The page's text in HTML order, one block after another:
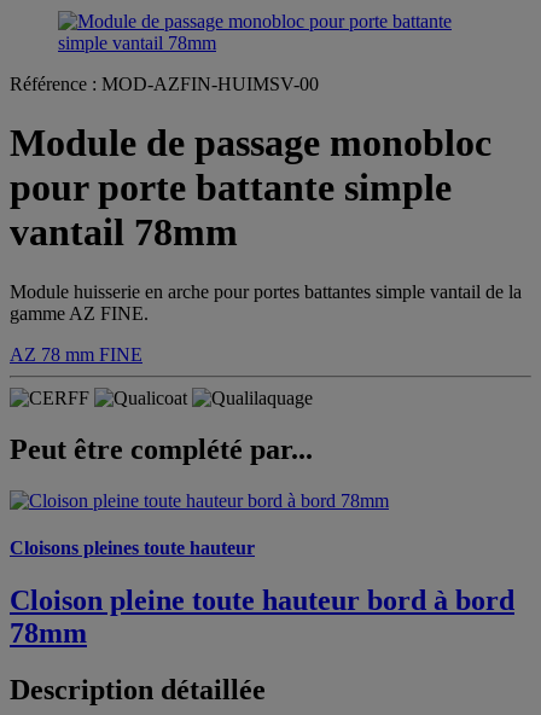
Référence : MOD-AZFIN-HUIMSV-00
Module de passage monobloc
pour porte battante simple
vantail 78mm
Module huisserie en arche pour portes battantes simple vantail de la
gamme AZ FINE.
AZ 78 mm FINE
Peut être complété par...
Cloisons pleines toute hauteur
Cloison pleine toute hauteur bord à bord
78mm
Description détaillée